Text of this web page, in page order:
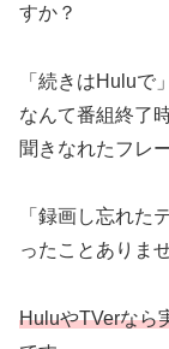
すか？
「続きはHuluで
なんて番組終了
聞きなれたフレ
「録画し忘れた
ったことありま
HuluやTVerなら